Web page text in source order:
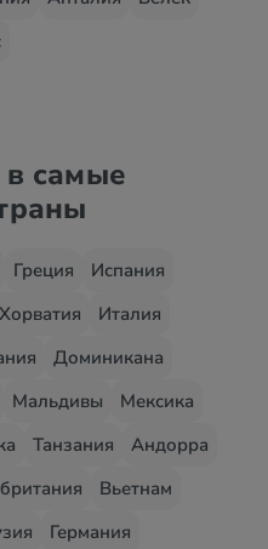
самые
Греция
Испания
Хорватия
Италия
Доминикана
Мальдивы
Мексика
Танзания
Андорра
Вьетнам
Германия